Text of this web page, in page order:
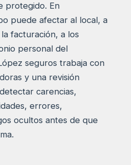
protegido. En
puede afectar al local, a
facturación, a los
personal del
seguros trabaja con
y una revisión
carencias,
errores,
ocultos antes de que